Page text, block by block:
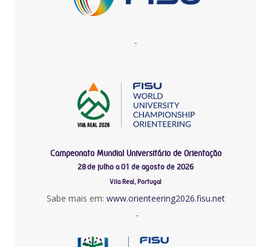
-
Campeonato Mundial Universitário de Orientação
28 de julho a 01 de agosto de 2026
Vila Real, Portugal
Sabe mais em: www.orienteering2026.fisu.net
-